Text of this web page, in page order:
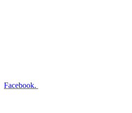
Facebook.